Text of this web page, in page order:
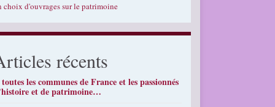
choix d'ouvrages sur le patrimoine
récents
les communes de France et les passionnés
et de patrimoine…